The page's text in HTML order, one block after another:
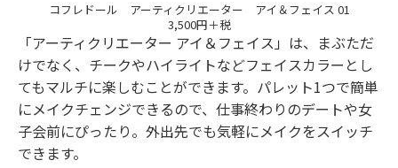
コフレドール アーティクリエーター アイ＆フェイス 01
3,500円＋税
「アーティクリエーター アイ＆フェイス」は、まぶただ
けでなく、チークやハイライトなどフェイスカラーとし
てもマルチに楽しむことができます。パレット1つで簡単
にメイクチェンジできるので、仕事終わりのデートや女
子会前にぴったり。外出先でも気軽にメイクをスイッチ
できます。